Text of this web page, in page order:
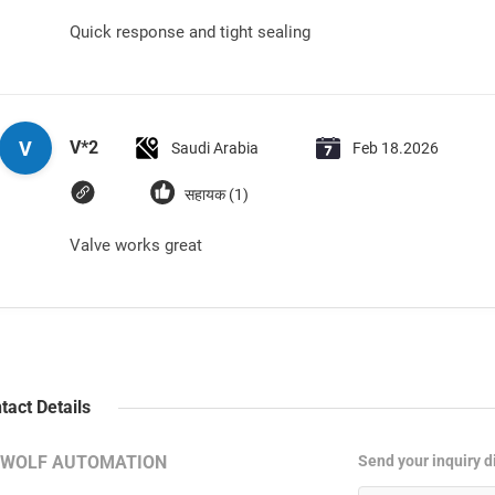
Quick response and tight sealing
V V*2 Saudi Arabia Feb 18.2026
सहायक (1)
Valve works great
Details
AUTOMATION Send your inquiry